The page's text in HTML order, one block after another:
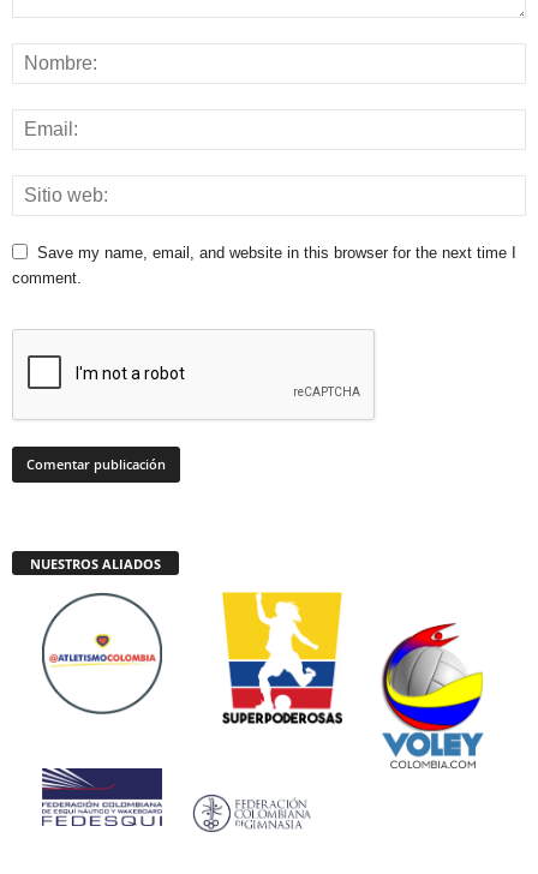
Save my name, email, and website in this browser for the next time I
comment.
NUESTROS ALIADOS